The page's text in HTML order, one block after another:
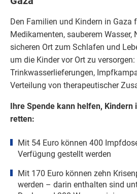
Den Familien und Kindern in Gaza
Medikamenten, sauberem Wasser,
sicheren Ort zum Schlafen und
um die Kinder vor Ort zu
Trinkwasserlieferungen,
Verteilung von therapeutischer
Ihre Spende kann helfen, Kindern
retten:
Mit 54 Euro können 400
Verfügung gestellt werden
Mit 170 Euro können zehn
werden – darin enthalten sind